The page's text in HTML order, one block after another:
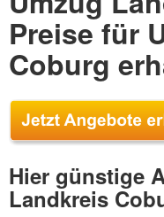
Preise für
Coburg
Hier günstige
Landkreis